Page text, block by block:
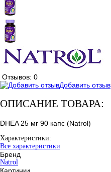
Отзывов: 0
Добавить отзыв
ОПИСАНИЕ ТОВАРА:
DHEA 25 мг 90 капс (Natrol)
Характеристики:
Все характеристики
Бренд
Natrol